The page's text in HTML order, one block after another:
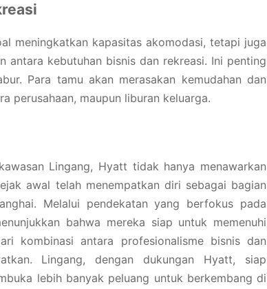
meningkatkan kapasitas akomodasi, tetapi juga
kebutuhan bisnis dan rekreasi. Ini penting
Para tamu akan merasakan kemudahan dan
perusahaan, maupun liburan keluarga.
Lingang, Hyatt tidak hanya menawarkan
awal telah menempatkan diri sebagai bagian
Melalui pendekatan yang berfokus pada
bahwa mereka siap untuk memenuhi
kombinasi antara profesionalisme bisnis dan
Lingang, dengan dukungan Hyatt, siap
lebih banyak peluang untuk berkembang di